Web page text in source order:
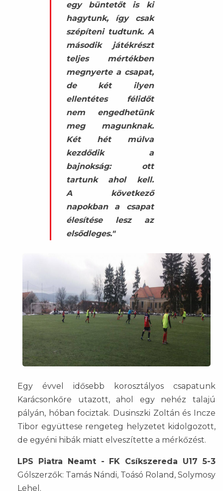
egy büntetőt is ki
hagytunk, így csak
szépíteni tudtunk. A
második játékrészt
teljes mértékben
megnyerte a csapat,
de két ilyen
ellentétes félidőt
nem engedhetünk
meg magunknak.
Két hét múlva
kezdődik a
bajnokság: ott
tartunk ahol kell.
A következő
napokbana csapat
élesítése lesz az
elsődleges."
Egy évvel idősebb korosztályos csapatunk
Karácsonkőre utazott, ahol egy nehéz talajú
pályán, hóban fociztak. Dusinszki Zoltán és Incze
Tibor együttese rengeteg helyzetet kidolgozott,
de egyéni hibák miatt elveszítette a mérkőzést.
LPS Piatra Neamt - FK Csíkszereda U17 5-3
Gólszerzők: Tamás Nándi, Toásó Roland, Solymosy
Lehel.